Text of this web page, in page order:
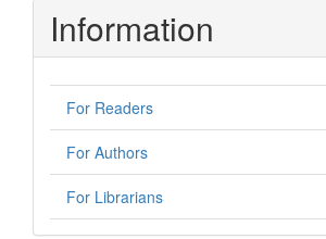
Information
For Readers
For Authors
For Librarians